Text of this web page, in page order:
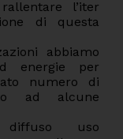
l’iter
di questa
abbiamo
energie per
numero di
ad alcune
diffuso uso